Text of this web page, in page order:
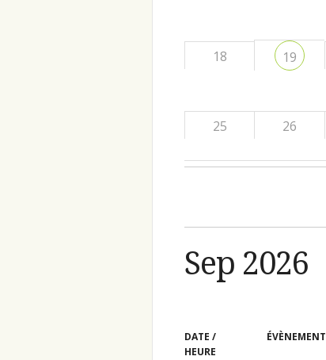
18 19
25 26
Sep 2026
DATE /
HEURE
ÉVÈNEMENT